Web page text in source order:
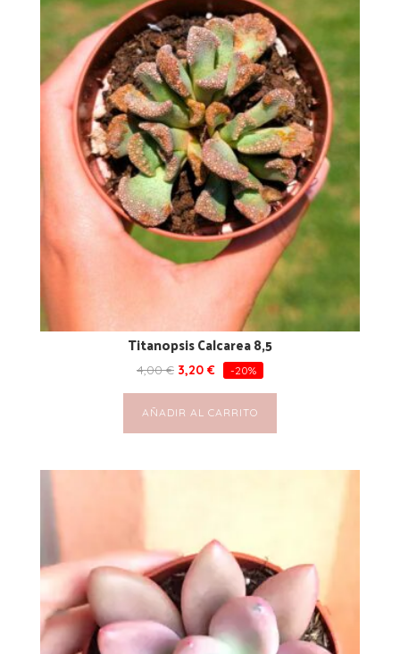
Titanopsis Calcarea 8,5
4,00€ 3,20 € -20%
AÑADIR AL CARRITO